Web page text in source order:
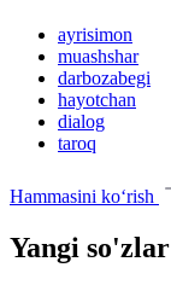
ayrisimon
muashshar
darbozabegi
hayotchan
dialog
taroq
Hammasini ko‘rish
Yangi so'zlar